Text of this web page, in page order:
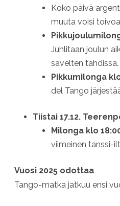
Koko päivä
muuta voisi
Juhlitaan joulun
sävelten tahdissa.
Pikkumilonga
del Tango
Tiistai 17.12.
Milonga klo
viimeinen tanssi-
Vuosi 2025 odottaa
Tango-matka jatkuu ensi